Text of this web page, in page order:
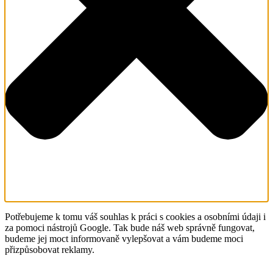
Potřebujeme k tomu váš souhlas k práci s cookies a osobními údaji i
za pomoci nástrojů Google. Tak bude náš web správně fungovat,
budeme jej moct informovaně vylepšovat a vám budeme moci
přizpůsobovat reklamy.